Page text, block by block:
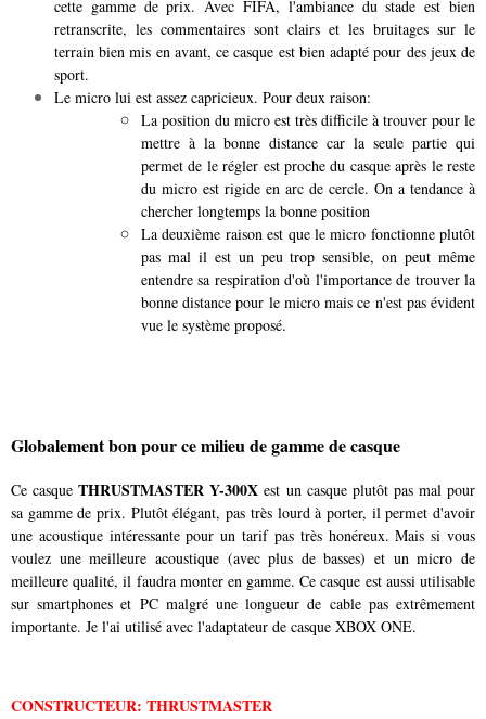
cette gamme de prix. Avec FIFA, l'ambiance du stade est bien
retranscrite, les commentaires sont clairs et les bruitages sur le
terrain bien mis en avant, ce casque est bien adapté pour des jeux de
sport.
Le micro lui est assez capricieux. Pour deux raison:
La position du micro est très difficile à trouver pour le
mettre à la bonne distance car la seule partie qui
permet de le régler est proche du casque après le reste
du micro est rigide en arc de cercle. On a tendance à
chercher longtemps la bonne position
La deuxième raison est que le micro fonctionne plutôt
pas mal il est un peu trop sensible, on peut même
entendre sa respiration d'où l'importance de trouver la
bonne distance pour le micro mais ce n'est pas évident
vue le système proposé.
Globalement bon pour ce milieu de gamme de casque
Ce casqueTHRUSTMASTER Y-300X est un casque plutôt pas mal pour
sa gamme de prix. Plutôt élégant, pas très lourd à porter, il permet d'avoir
une acoustique intéressante pour un tarif pas très honéreux. Mais si vous
voulez une meilleure acoustique (avec plus de basses) et un micro de
meilleure qualité, il faudra monter en gamme. Ce casque est aussi utilisable
sur smartphones et PC malgré une longueur de cable pas extrêmement
importante. Je l'ai utilisé avec l'adaptateur de casque XBOX ONE.
CONSTRUCTEUR: THRUSTMASTER